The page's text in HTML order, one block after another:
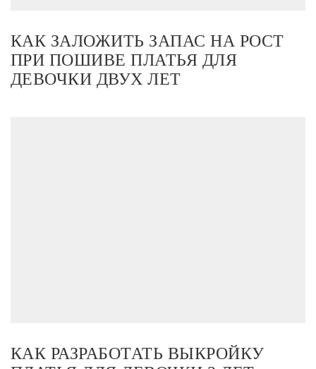
КАК ЗАЛОЖИТЬ ЗАПАС НА РОСТ
ПРИ ПОШИВЕ ПЛАТЬЯ ДЛЯ
ДЕВОЧКИ ДВУХ ЛЕТ
КАК РАЗРАБОТАТЬ ВЫКРОЙКУ